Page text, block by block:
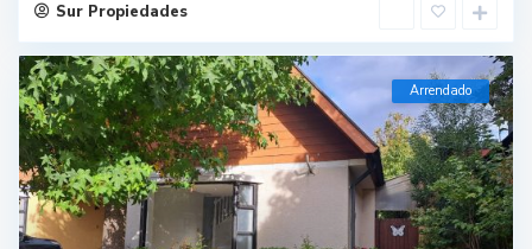
Sur Propiedades
Arrendado